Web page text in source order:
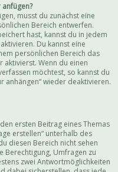
musst du zunächst eine
Bereich entwerfen.
hast, kannst du in jedem
Du kannst eine
persönlichen Bereich das
aktivierst. Wenn du einen
möchtest, so kannst du
anhängen“ wieder deaktivieren.
ersten Beitrag eines Themas
erstellen“ unterhalb des
diesen Bereich nicht sehen
Berechtigung, Umfragen zu
zwei Antwortmöglichkeiten